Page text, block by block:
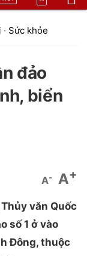
· Sức khỏe
đảo
biển
A- A+
văn Quốc
số 1 ở vào
Đông, thuộc